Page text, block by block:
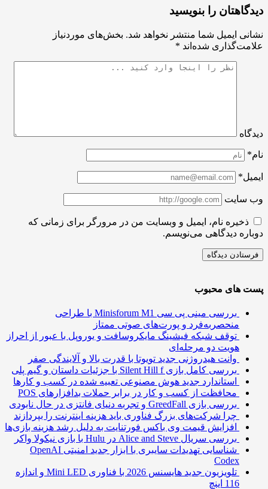
را بنویسید
ایمیل شما منتشر نخواهد شد. بخش‌های موردنیاز
شده‌اند*
ذخیره نام، ایمیل و وبسایت من در مرورگر برای زمانی که
دیدگاهی می‌نویسم.
های محبوب
بررسی مینی پی ‌سی Minisforum M1 با طراحی
منحصربه‌فرد و پورت‌های صوتی ممتاز
توقف شبکه فیشینگ مایکروسافت و یوروپل با عبور از احراز
هویت دو مرحله‌ای
وانت هیدروژنی جدید تویوتا با قدرت بالا و آلایندگی صفر
بررسی کامل بازی Silent Hill f با جزئیات داستان و گیم پلی
استاندارد جدید هوش مصنوعی تعبیه شده در کسب و کارها
محافظت از کسب و کار در برابر حملات بدافزارهای POS
بررسی بازی GreedFall و تجربه دنیای فانتزی در حال نابودی
چرا شرکت‌های بزرگ فناوری باید هزینه اینترنت را بپردازند
افزایش قیمت وی باکس فورتنایت به دلیل رشد هزینه بازی‌ها
بررسی سریال Alice and Steve در Hulu با بازی نیکولا واکر
شناسایی تهدیدات سایبری با ابزار جدید امنیتی OpenAI
Codex
تلویزیون جدید هایسنس 2026 با فناوری Mini LED و اندازه